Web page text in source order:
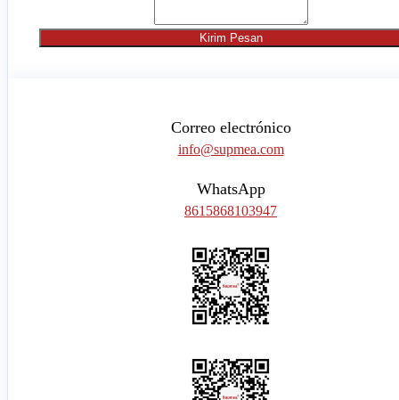
Kirim Pesan
Correo electrónico
info@supmea.com
WhatsApp
8615868103947